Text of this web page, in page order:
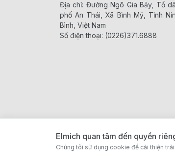
Địa chỉ: Đường Ngô Gia Bảy, Tổ
phố An Thái, Xã Bình Mỹ, Tỉnh
Bình, Việt Nam
Số điện thoại: (0226)371.6888
Elmich quan tâm đến quyền
Chúng tôi sử dụng cookie để cải thiện